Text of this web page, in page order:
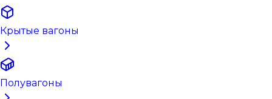
Крытые вагоны
Полувагоны